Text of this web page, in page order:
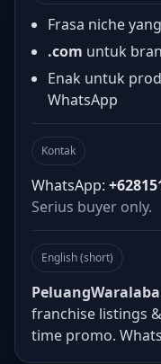
Frasa niche
.com untuk
Enak untuk
WhatsApp
Kontak
WhatsApp:
Serius buyer only.
English (short)
franchise listings
time promo.